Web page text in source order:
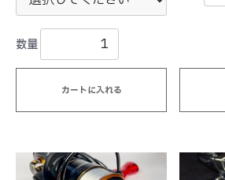
数量
カートに入れる